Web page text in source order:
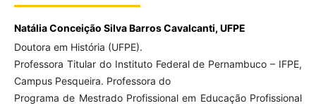
Natália Conceição Silva Barros Cavalcanti, UFPE
Doutora em História (UFPE).
Professora Titular do Instituto Federal de Pernambuco – IFPE,
Campus Pesqueira. Professora do
Programa de Mestrado Profissional em Educação Profissional